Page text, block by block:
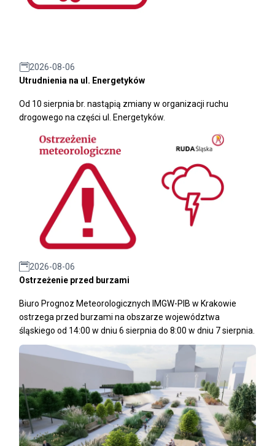
2026-08-06
Utrudnienia na ul. Energetyków
Od 10 sierpnia br. nastąpią zmiany w organizacji ruchu
drogowego na części ul. Energetyków.
2026-08-06
Ostrzeżenie przed burzami
Biuro Prognoz Meteorologicznych IMGW-PIB w Krakowie
ostrzega przed burzami na obszarze województwa
śląskiego od 14:00 w dniu 6 sierpnia do 8:00 w dniu 7 sierpnia.